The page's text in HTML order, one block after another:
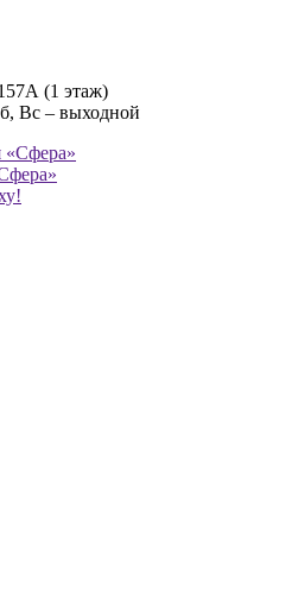
(1 этаж)
Вс – выходной